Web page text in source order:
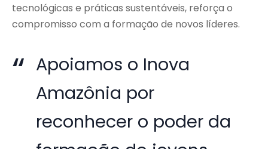
tecnológicas e práticas sustentáveis, reforça o
compromisso com a formação de novos líderes.
Apoiamos o Inova
Amazônia por
reconhecer o poder da